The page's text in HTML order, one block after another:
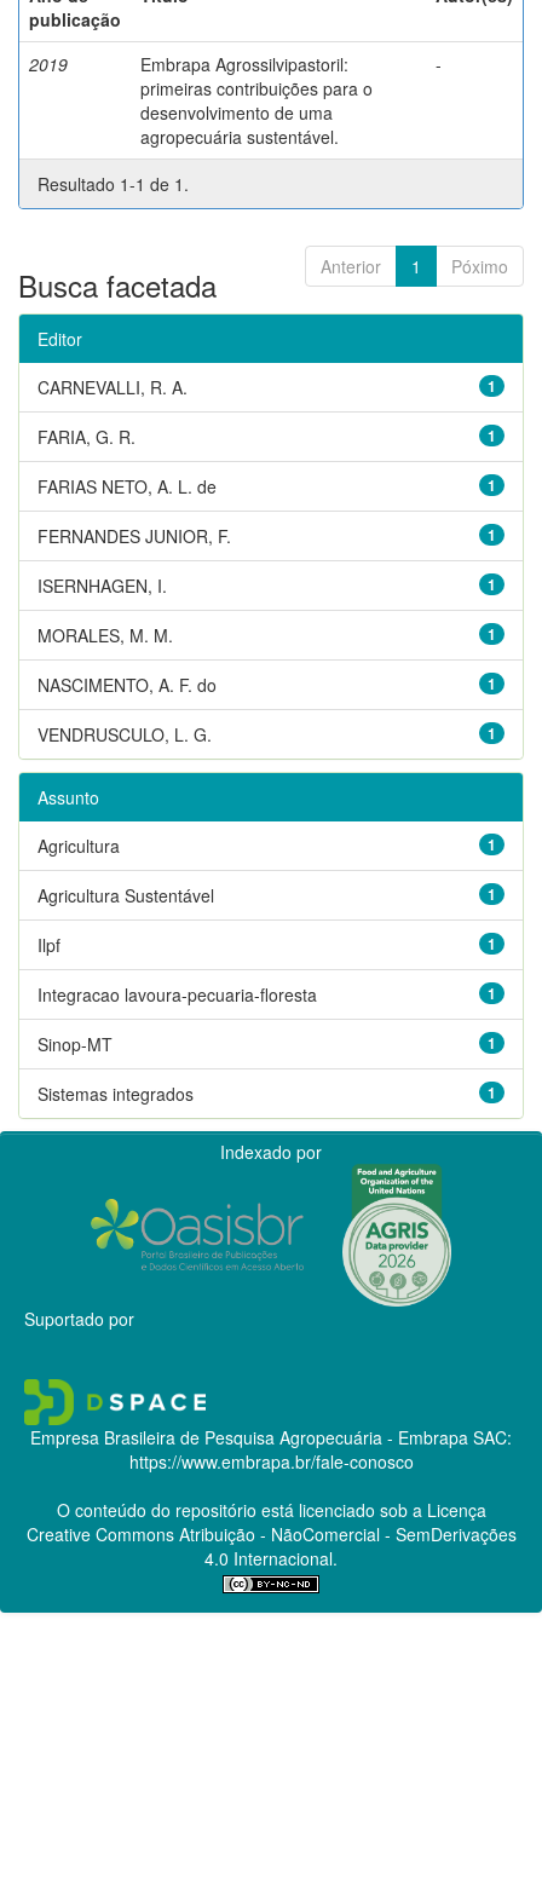
publicação
2019
Embrapa Agrossilvipastoril:
primeiras contribuições para o
desenvolvimento de uma
agropecuária sustentável.
-
Resultado 1-1 de 1.
Anterior 1 Póximo
Busca facetada
Editor
1
CARNEVALLI, R. A.
1
FARIA, G. R.
1
FARIAS NETO, A. L. de
1
FERNANDES JUNIOR, F.
1
ISERNHAGEN, I.
1
MORALES, M. M.
1
NASCIMENTO, A. F. do
1
VENDRUSCULO, L. G.
Assunto
1
Agricultura
1
Agricultura Sustentável
1
Ilpf
1
Integracao lavoura-pecuaria-floresta
1
Sinop-MT
1
Sistemas integrados
Indexado por
Suportado por
Empresa Brasileira de Pesquisa Agropecuária - Embrapa SAC:
https://www.embrapa.br/fale-conosco
O conteúdo do repositório está licenciado sob a Licença
Creative CommonsAtribuição - NãoComercial - SemDerivações
4.0 Internacional.